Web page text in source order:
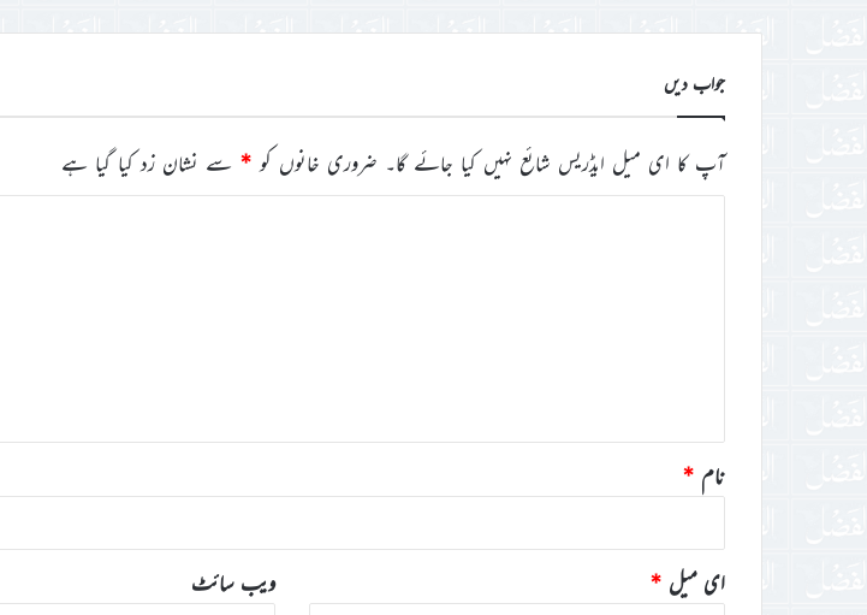
جواب دیں
آپ کا ای میل ایڈریس شائع نہیں کیا جائے گا۔ ضروری خانوں کو * سے نشان زد کیا گیا ہے
نام *
ای میل * ویب‌ سائٹ